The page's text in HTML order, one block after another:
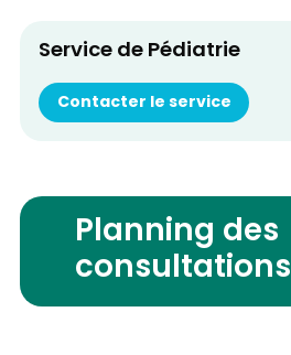
Service de Pédiatrie
Contacter le service
Planning des
consultations